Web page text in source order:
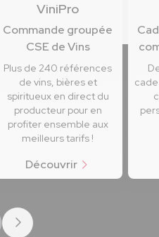
ViniPro
Commande groupée
CSE de Vins
Plus de 240 références
de vins, bières et
spiritueux en direct du
producteur pour en
profiter ensemble aux
meilleurs tarifs !
Découvrir